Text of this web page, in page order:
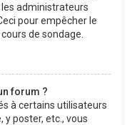
administrateurs
pour empêcher le
de sondage.
forum ?
à certains utilisateurs
y poster, etc., vous